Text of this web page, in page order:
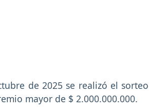
de 2025 se realizó el
mayor de $ 2.000.000.000.